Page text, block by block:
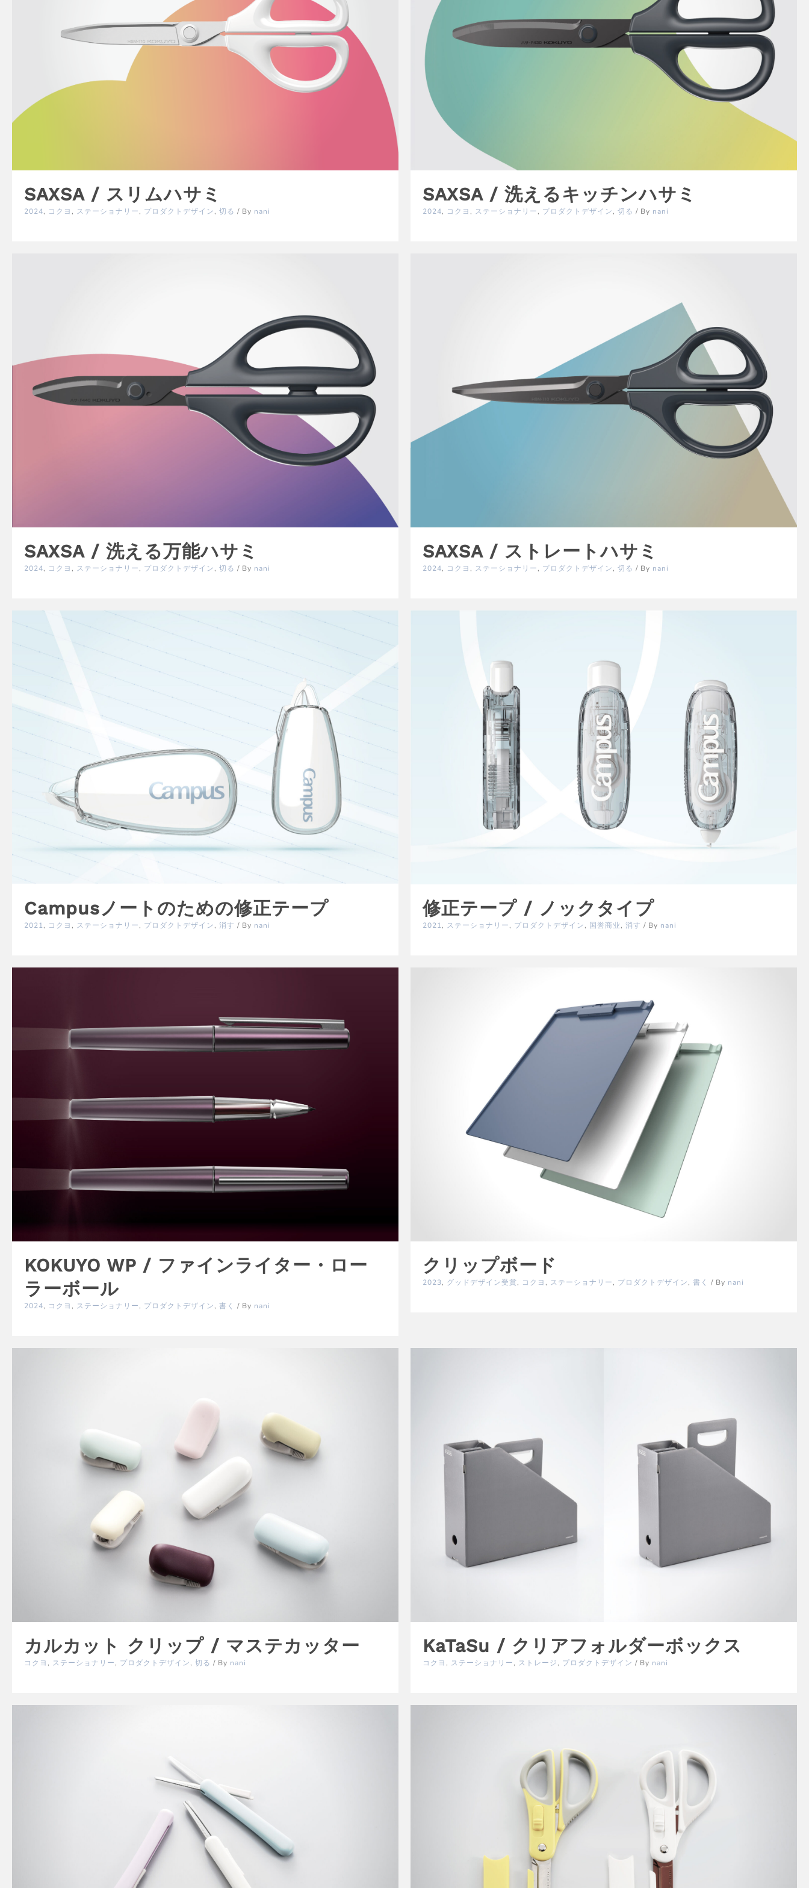
SAXSA / スリムハサミ
2024, コクヨ, ステーショナリー, プロダクトデザイン, 切る / By nani
SAXSA / 洗えるキッチンハサミ
2024, コクヨ, ステーショナリー, プロダクトデザイン, 切る / By nani
SAXSA / 洗える万能ハサミ
2024, コクヨ, ステーショナリー, プロダクトデザイン, 切る / By nani
SAXSA / ストレートハサミ
2024, コクヨ, ステーショナリー, プロダクトデザイン, 切る / By nani
Campusノートのための修正テープ
2021, コクヨ, ステーショナリー, プロダクトデザイン, 消す / By nani
修正テープ / ノックタイプ
2021, ステーショナリー, プロダクトデザイン, 国誉商业, 消す / By nani
KOKUYO WP / ファインライター・ロー
ラーボール
2024, コクヨ, ステーショナリー, プロダクトデザイン, 書く / By nani
クリップボード
2023, グッドデザイン受賞, コクヨ, ステーショナリー, プロダクトデザイン, 書く / By nani
カルカット クリップ / マステカッター
コクヨ, ステーショナリー, プロダクトデザイン, 切る / By nani
KaTaSu / クリアフォルダーボックス
コクヨ, ステーショナリー, ストレージ, プロダクトデザイン / By nani